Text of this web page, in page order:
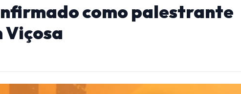
como palestrante
Viçosa